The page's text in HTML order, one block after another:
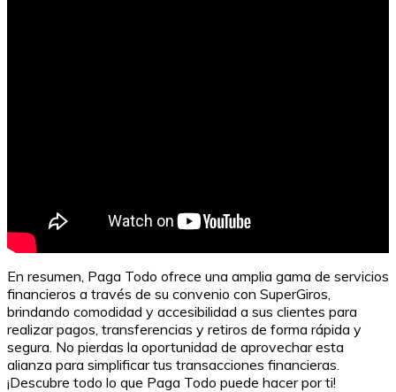
En resumen, Paga Todo ofrece una amplia gama de servicios
financieros a través de su convenio con SuperGiros,
brindando comodidad y accesibilidad a sus clientes para
realizar pagos, transferencias y retiros de forma rápida y
segura. No pierdas la oportunidad de aprovechar esta
alianza para simplificar tus transacciones financieras.
¡Descubre todo lo que Paga Todo puede hacer por ti!